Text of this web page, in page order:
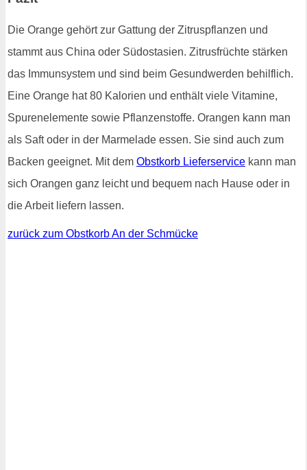
Die Orange gehört zur Gattung der Zitruspflanzen und
stammt aus China oder Südostasien. Zitrusfrüchte stärken
das Immunsystem und sind beim Gesundwerden behilflich.
Eine Orange hat 80 Kalorien und enthält viele Vitamine,
Spurenelemente sowie Pflanzenstoffe. Orangen kann man
als Saft oder in der Marmelade essen. Sie sind auch zum
Backen geeignet. Mit dem Obstkorb Lieferservice kann man
sich Orangen ganz leicht und bequem nach Hause oder in
die Arbeit liefern lassen.
zurück zum Obstkorb An der Schmücke